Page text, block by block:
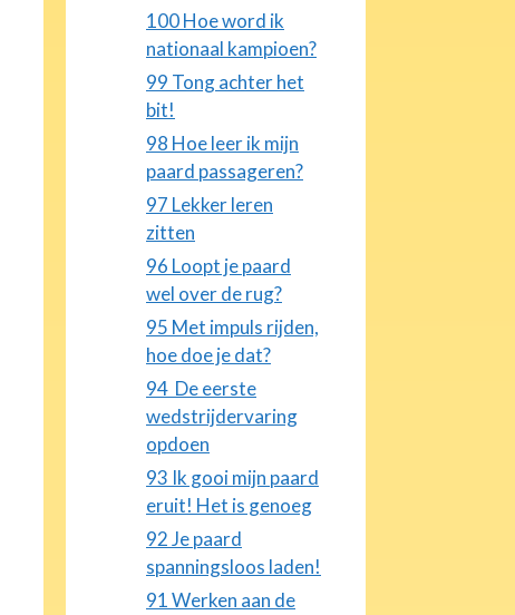
100 Hoe word ik
nationaal kampioen?
99 Tong achter het
bit!
98 Hoe leer ik mijn
paard passageren?
97 Lekker leren
zitten
96 Loopt je paard
wel over de rug?
95 Met impuls rijden,
hoe doe je dat?
94 De eerste
wedstrijdervaring
opdoen
93 Ik gooi mijn paard
eruit! Het is genoeg
92 Je paard
spanningsloos laden!
91 Werken aan de